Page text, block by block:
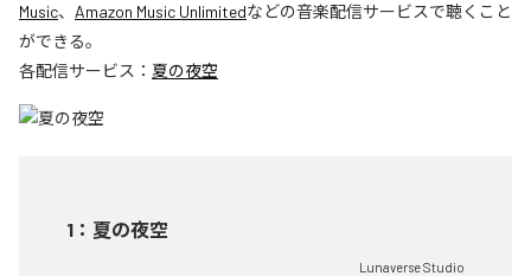
Music、 Amazon Music Unlimitedなどの音楽配信サービスで聴くこと
ができる。
各配信サービス： 夏の夜空
1 ： 夏の夜空
Lunaverse Studio